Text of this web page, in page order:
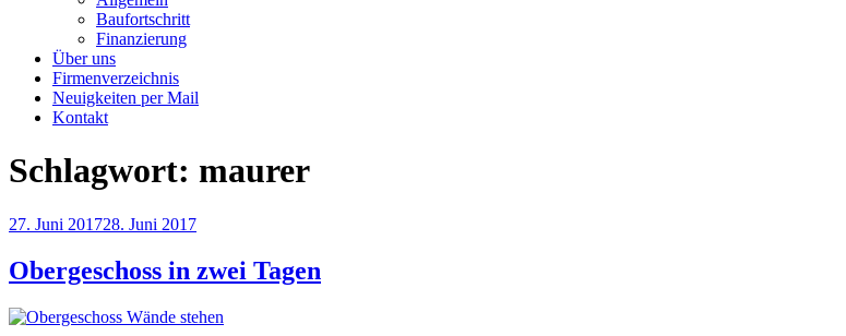
Baufortschritt
Finanzierung
Über uns
Firmenverzeichnis
Neuigkeiten per Mail
Kontakt
Schlagwort: maurer
Veröffentlicht
27. Juni 201728. Juni 2017
Obergeschoss in zwei Tagen